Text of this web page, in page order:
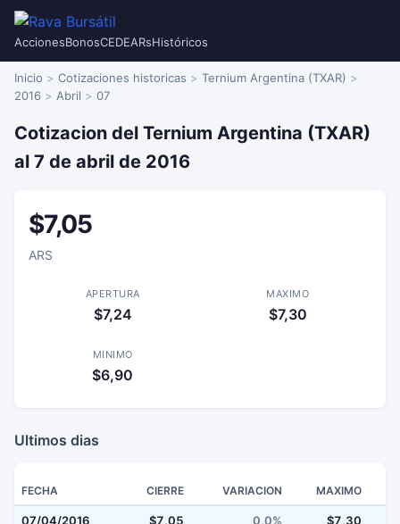
AccionesBonosCEDEARsHistóricos
Inicio Cotizaciones historicas
Ternium Argentina (TXAR)
2016
Abril 07
Cotizacion del Ternium Argentina (TXAR)
al 7 de abril de 2016
$7,05
ARS
APERTURA
$7,24
MAXIMO
$7,30
MINIMO
$6,90
Ultimos dias
FECHA CIERRE VARIACION MAXIMO
07/04/2016 $7,05 0,0% $7,30